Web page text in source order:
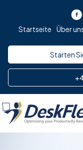
springenStartseite Über
Starten